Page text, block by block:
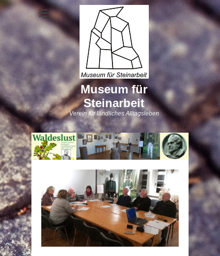
Museum für
Steinarbeit
Verein für ländliches Alltagsleben